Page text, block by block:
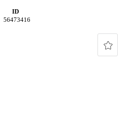
ID
56473416